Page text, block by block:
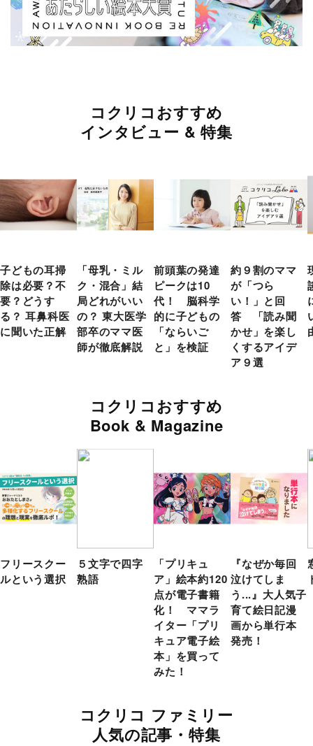
コクリコおすすめ
インタビュー & 特集
子どもの耳掃
除は必要？不
要？どうす
る？ 耳鼻科医
に聞いた正解
「母乳・ミル
ク・混合」結
局どれがいい
の？ 東大医学
部卒のママ医
師が徹底解説
前頭葉の発達
ピークは10
代！ 脳科学
的に子どもの
「ならいご
と」を検証
約９割のママ
が「つら
い！」と回
答 「読み聞
かせ」を楽し
くするアイデ
ア９選
コクリコおすすめ
Book & Magazine
フリースクー
ルという選択
５文字で四字
熟語
「プリキュ
ア」絵本約120
点が電子書籍
化！ ママラ
イター「プリ
キュア電子絵
本」を買って
みた！
『なぜか毎回
泣けてしま
う...』大人気子
育て絵日記漫
画から単行本
発売！
コクリコ ファミリー
人気の記事・特集